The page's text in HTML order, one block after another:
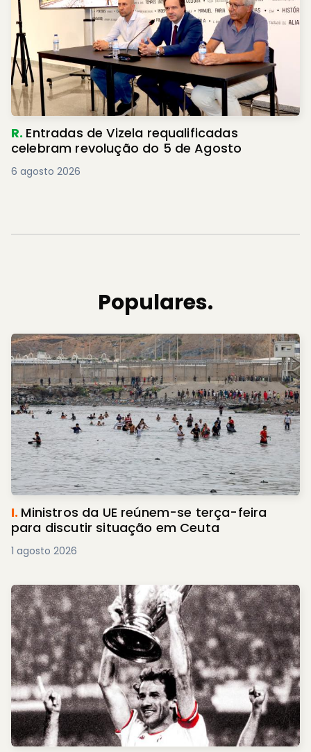
R. Entradas de Vizela requalificadas
celebram revolução do 5 de Agosto
6 agosto 2026
Populares.
I. Ministros da UE reúnem-se terça-feira
para discutir situação em Ceuta
1 agosto 2026